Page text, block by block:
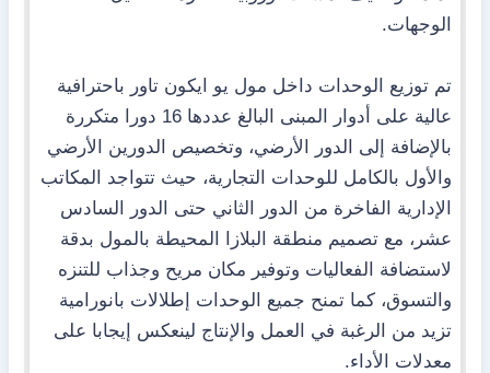
الوجهات.
تم توزيع الوحدات داخل مول يو ايكون تاور باحترافية
عالية على أدوار المبنى البالغ عددها 16 دورا متكررة
بالإضافة إلى الدور الأرضي، وتخصيص الدورين الأرضي
والأول بالكامل للوحدات التجارية، حيث تتواجد المكاتب
الإدارية الفاخرة من الدور الثاني حتى الدور السادس
عشر، مع تصميم منطقة البلازا المحيطة بالمول بدقة
لاستضافة الفعاليات وتوفير مكان مريح وجذاب للتنزه
والتسوق، كما تمنح جميع الوحدات إطلالات بانورامية
تزيد من الرغبة في العمل والإنتاج لينعكس إيجابا على
معدلات الأداء.